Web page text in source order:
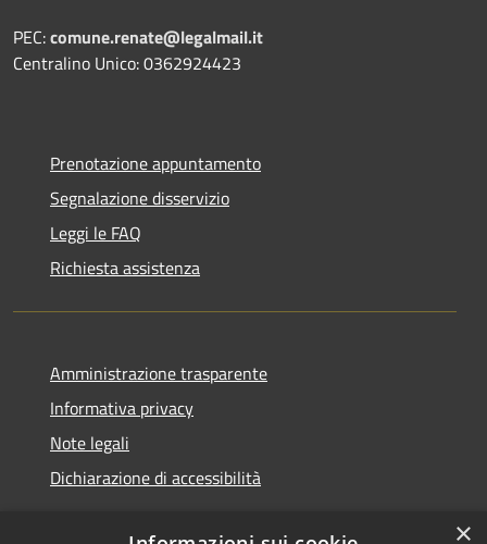
PEC:comune.renate@legalmail.it
Centralino Unico: 0362924423
Prenotazione appuntamento
Segnalazione disservizio
Leggi le FAQ
Richiesta assistenza
Amministrazione trasparente
Informativa privacy
Note legali
Dichiarazione di accessibilità
×